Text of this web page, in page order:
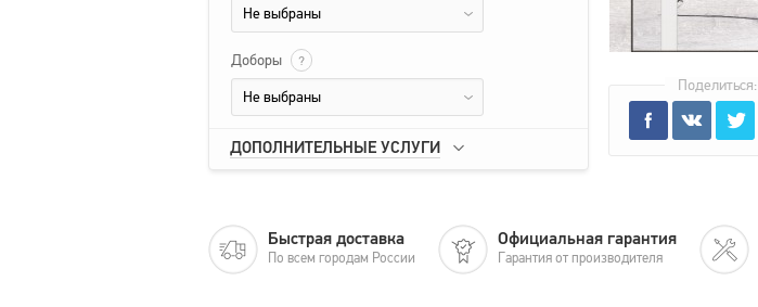
Не выбраны
Доборы ?
Не выбраны
ДОПОЛНИТЕЛЬНЫЕ УСЛУГИ
Поделиться:
Быстрая доставка
По всем городам России
Официальная гарантия
Гарантия от производителя